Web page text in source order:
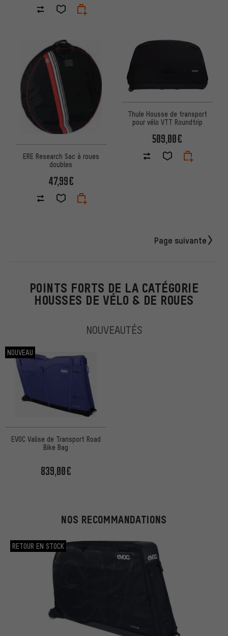
ERE Research Sac à roues
doubles
47,99€
Thule Housse de transport
pour vélo VTT Roundtrip
509,00€
Page suivante
POINTS FORTS DE LA CATÉGORIE
HOUSSES DE VÉLO & DE ROUES
NOUVEAUTÉS
NOUVEAU
EVOC Valise de Transport Road
Bike Bag
839,00€
NOS RECOMMANDATIONS
RETOUR EN STOCK